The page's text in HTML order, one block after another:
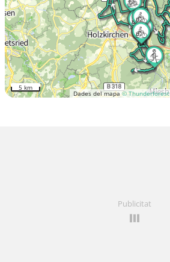
Dades del mapa© Thunderforest
5 km
Publicitat